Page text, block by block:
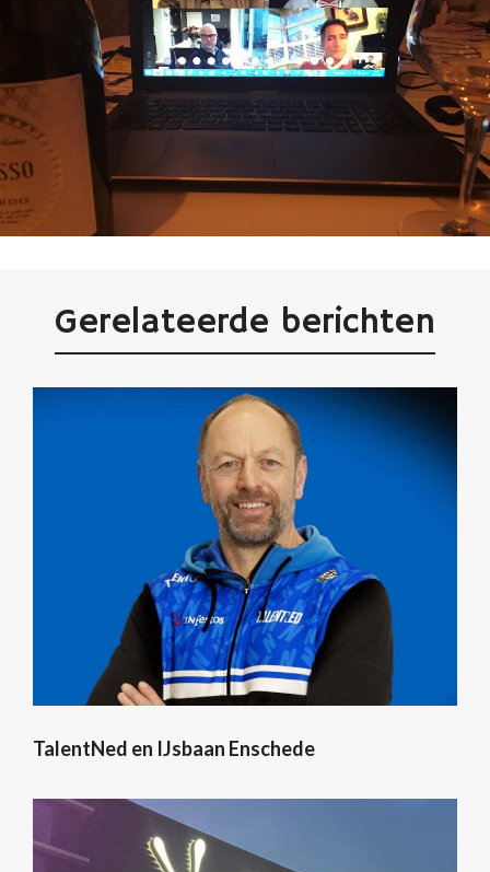
Gerelateerde berichten
TalentNed en IJsbaan Enschede